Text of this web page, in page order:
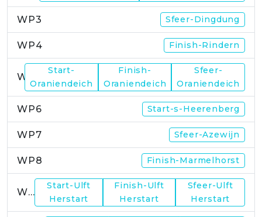
WP3 Sfeer-Dingdung
WP4 Finish-Rindern
Start-
Oraniendeich
Finish-
Oraniendeich
Sfeer-
Oraniendeich
WP6 Start-s-Heerenberg
WP7 Sfeer-Azewijn
WP8 Finish-Marmelhorst
WP9
Start-Ulft
Herstart
Finish-Ulft
Herstart
Sfeer-Ulft
Herstart